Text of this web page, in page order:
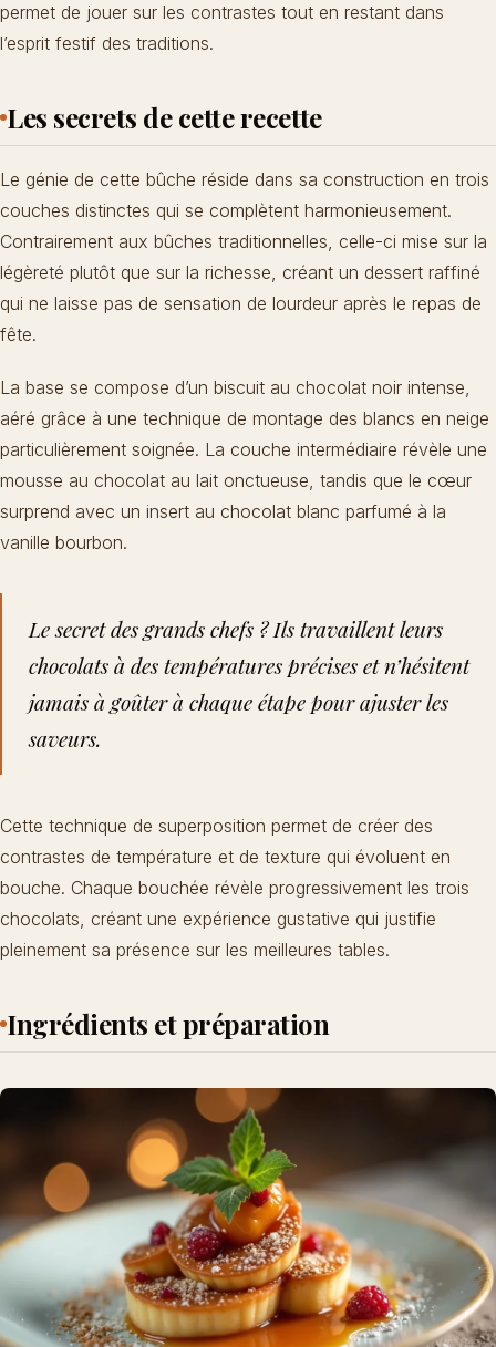
permet de jouer sur les contrastes tout en restant dans
l’esprit festif des traditions.
Les secrets de cette recette
Le génie de cette bûche réside dans sa construction en trois
couches distinctes qui se complètent harmonieusement.
Contrairement aux bûches traditionnelles, celle-ci mise sur la
légèreté plutôt que sur la richesse, créant un dessert raffiné
qui ne laisse pas de sensation de lourdeur après le repas de
fête.
La base se compose d’un biscuit au chocolat noir intense,
aéré grâce à une technique de montage des blancs en neige
particulièrement soignée. La couche intermédiaire révèle une
mousse au chocolat au lait onctueuse, tandis que le cœur
surprend avec un insert au chocolat blanc parfumé à la
vanille bourbon.
Le secret des grands chefs ? Ils travaillent leurs
chocolats à des températures précises et n’hésitent
jamais à goûter à chaque étape pour ajuster les
saveurs.
Cette technique de superposition permet de créer des
contrastes de température et de texture qui évoluent en
bouche. Chaque bouchée révèle progressivement les trois
chocolats, créant une expérience gustative qui justifie
pleinement sa présence sur les meilleures tables.
Ingrédients et préparation